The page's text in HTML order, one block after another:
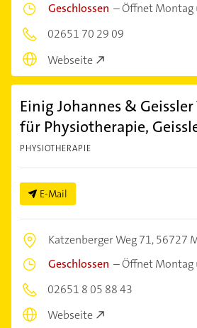
Geschlossen –Öffnet Montag
02651 70 29 09
Webseite
Einig Johannes & Geissler
für Physiotherapie,
PHYSIOTHERAPIE
E-Mail
Katzenberger Weg 71,56727
Geschlossen –Öffnet Montag
02651 8 05 88 43
Webseite